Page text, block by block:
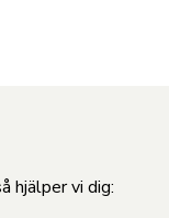
hjälper vi dig: